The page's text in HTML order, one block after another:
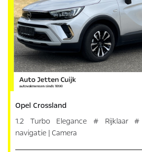
Opel Crossland
1.2 Turbo Elegance # Rijklaar #
navigatie | Camera